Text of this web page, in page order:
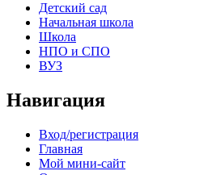
Детский сад
Начальная школа
Школа
НПО и СПО
ВУЗ
Навигация
Вход/регистрация
Главная
Мой мини-сайт